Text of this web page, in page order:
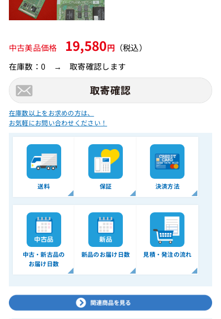
中古美品価格 19,580円 （税込）
在庫数：0 → 取寄確認します
在庫数以上をお求めの方は、
お気軽にお問い合わせください！
送料 保証 決済方法
中古・新古品の
お届け日数
新品のお届け日数 見積・発注の流れ